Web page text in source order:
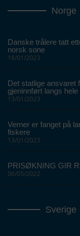
Norge
Danske trålere tatt
norsk sone
18/01/2023
Det statlige ansvaret
gjeninnført langs
13/01/2023
Verner er fanget på
fiskere
13/01/2023
PRISØKNING GIR
06/05/2022
Sverige